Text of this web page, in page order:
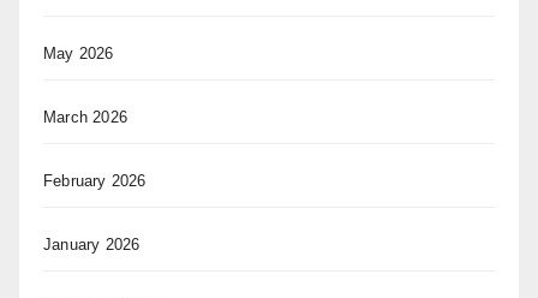
May 2026
March 2026
February 2026
January 2026